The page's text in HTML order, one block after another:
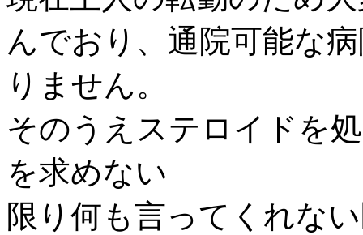
んでおり、通院可能な
りません。
そのうえステロイドを
を求めない
限り何も言ってくれな